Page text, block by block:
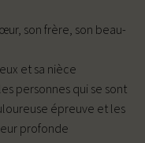
son frère, son beau-
et sa nièce
personnes qui se sont
épreuve et les
profonde